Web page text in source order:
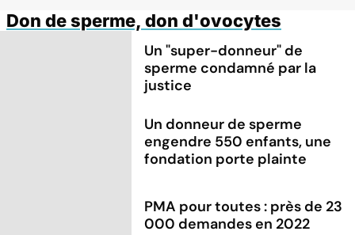
Don de sperme, don d'ovocytes
Un "super-donneur" de
sperme condamné par la
justice
Un donneur de sperme
engendre 550 enfants, une
fondation porte plainte
PMA pour toutes : près de 23
000 demandes en 2022